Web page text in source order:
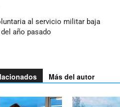
al servicio militar baja
año pasado
Más del autor